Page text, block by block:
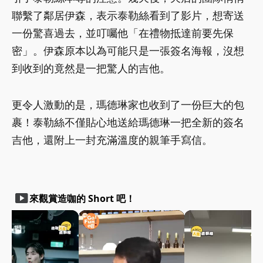
聯繫了鄰居伊森，表示泰勒絲看到了影片，想寄送
一份驚喜過去，並叮囑他「在禮物抵達前要先保
密」。伊森原本以為可能只是一張簽名海報，沒想
到收到的竟然是一把驚人的吉他。
更令人激動的是，瑪德琳家也收到了一份巨大的包
裹！泰勒絲不僅貼心地送給瑪德琳一把全新的簽名
吉他，還附上一封充滿溫度的親筆手寫信。
smart_display來觀賞造咖的 Short 吧！